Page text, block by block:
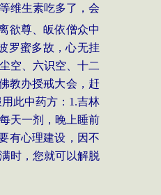
维生素吃多了，会
欲尊、皈依僧众中
罗蜜多故，心无挂
空、六识空、十二
教办授戒大会，赶
此中药方： 1.吉林
天一剂，晚上睡前
有心理建设，因不
时，您就可以解脱